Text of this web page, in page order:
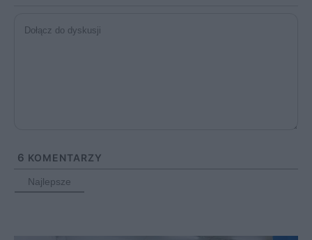
6 KOMENTARZY
Najlepsze